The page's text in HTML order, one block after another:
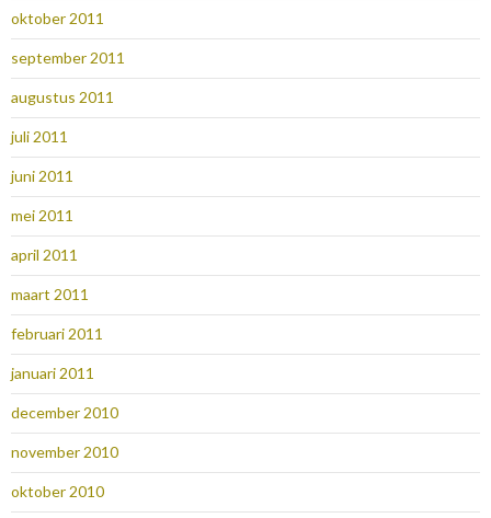
oktober 2011
september 2011
augustus 2011
juli 2011
juni 2011
mei 2011
april 2011
maart 2011
februari 2011
januari 2011
december 2010
november 2010
oktober 2010